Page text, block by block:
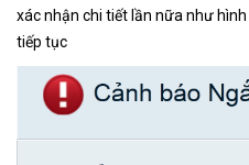
xác nhận chi tiết lần nữa như
tiếp tục